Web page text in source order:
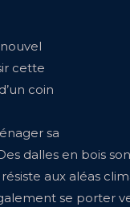
cette
coin
sa
dalles en bois
aux aléas
se porter